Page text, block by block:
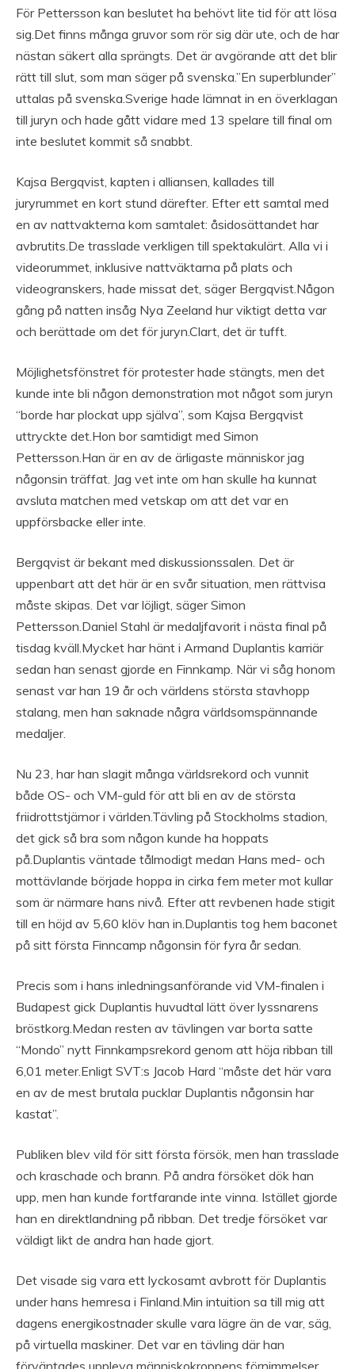
För Pettersson kan beslutet ha behövt lite tid för att lösa
sig.Det finns många gruvor som rör sig där ute, och de har
nästan säkert alla sprängts. Det är avgörande att det blir
rätt till slut, som man säger på svenska.”En superblunder”
uttalas på svenska.Sverige hade lämnat in en överklagan
till juryn och hade gått vidare med 13 spelare till final om
inte beslutet kommit så snabbt.
Kajsa Bergqvist, kapten i alliansen, kallades till
juryrummet en kort stund därefter. Efter ett samtal med
en av nattvakterna kom samtalet: åsidosättandet har
avbrutits.De trasslade verkligen till spektakulärt. Alla vi i
videorummet, inklusive nattväktarna på plats och
videogranskers, hade missat det, säger Bergqvist.Någon
gång på natten insåg Nya Zeeland hur viktigt detta var
och berättade om det för juryn.Clart, det är tufft.
Möjlighetsfönstret för protester hade stängts, men det
kunde inte bli någon demonstration mot något som juryn
“borde har plockat upp själva”, som Kajsa Bergqvist
uttryckte det.Hon bor samtidigt med Simon
Pettersson.Han är en av de ärligaste människor jag
någonsin träffat. Jag vet inte om han skulle ha kunnat
avsluta matchen med vetskap om att det var en
uppförsbacke eller inte.
Bergqvist är bekant med diskussionssalen. Det är
uppenbart att det här är en svår situation, men rättvisa
måste skipas. Det var löjligt, säger Simon
Pettersson.Daniel Stahl är medaljfavorit i nästa final på
tisdag kväll.Mycket har hänt i Armand Duplantis karriär
sedan han senast gjorde en Finnkamp. När vi såg honom
senast var han 19 år och världens största stavhopp
stalang, men han saknade några världsomspännande
medaljer.
Nu 23, har han slagit många världsrekord och vunnit
både OS- och VM-guld för att bli en av de största
friidrottstjärnor i världen.Tävling på Stockholms stadion,
det gick så bra som någon kunde ha hoppats
på.Duplantis väntade tålmodigt medan Hans med- och
mottävlande började hoppa in cirka fem meter mot kullar
som är närmare hans nivå. Efter att revbenen hade stigit
till en höjd av 5,60 klöv han in.Duplantis tog hem baconet
på sitt första Finncamp någonsin för fyra år sedan.
Precis som i hans inledningsanförande vid VM-finalen i
Budapest gick Duplantis huvudtal lätt över lyssnarens
bröstkorg.Medan resten av tävlingen var borta satte
“Mondo” nytt Finnkampsrekord genom att höja ribban till
6,01 meter.Enligt SVT:s Jacob Hard “måste det här vara
en av de mest brutala pucklar Duplantis någonsin har
kastat”.
Publiken blev vild för sitt första försök, men han trasslade
och kraschade och brann. På andra försöket dök han
upp, men han kunde fortfarande inte vinna. Istället gjorde
han en direktlandning på ribban. Det tredje försöket var
väldigt likt de andra han hade gjort.
Det visade sig vara ett lyckosamt avbrott för Duplantis
under hans hemresa i Finland.Min intuition sa till mig att
dagens energikostnader skulle vara lägre än de var, säg,
på virtuella maskiner. Det var en tävling där han
förväntades uppleva människokroppens förnimmelser.